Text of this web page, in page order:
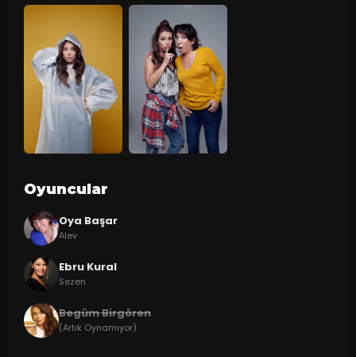
Oyuncular
Oya Başar
Alev
Ebru Kural
Sezen
Begüm Birgören
(Artık Oynamıyor)